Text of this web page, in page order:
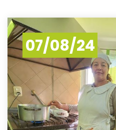
07/08/24